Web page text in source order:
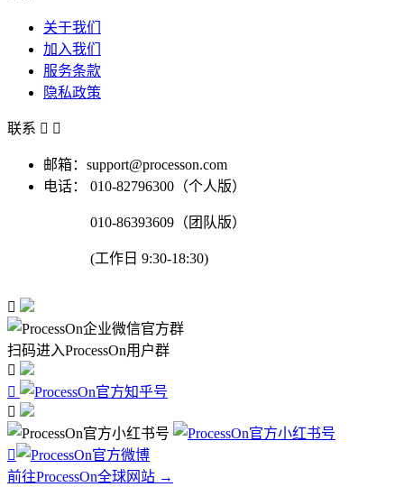
关于我们
加入我们
服务条款
隐私政策
联系  
邮箱：support@processon.com
电话：
010-82796300（个人版）
010-86393609（团队版）
(工作日 9:30-18:30)

扫码进入ProcessOn用户群




前往ProcessOn全球网站 →